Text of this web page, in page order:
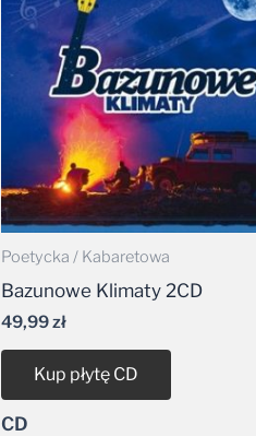
Poetycka / Kabaretowa
Bazunowe Klimaty 2CD
49,99zł
Kup płytę CD
CD